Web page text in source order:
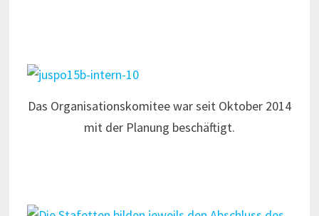
Das Organisationskomitee war seit Oktober 2014
mit der Planung beschäftigt.